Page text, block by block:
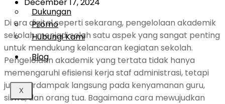
Dukungan
Promo
Hubungi Kami
Blog
X
Di era digital seperti sekarang, pengelolaan akademik
sekolah menjadi salah satu aspek yang sangat penting
untuk mendukung kelancaran kegiatan sekolah.
Pengelolaan akademik yang tertata tidak hanya
memengaruhi efisiensi kerja staf administrasi, tetapi
juga berdampak langsung pada kenyamanan guru,
siswa, dan orang tua. Bagaimana cara mewujudkan